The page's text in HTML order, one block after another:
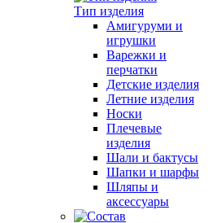
Тип изделия
Амигуруми и
игрушки
Варежки и
перчатки
Детские изделия
Летние изделия
Носки
Плечевые
изделия
Шали и бактусы
Шапки и шарфы
Шляпы и
аксессуары